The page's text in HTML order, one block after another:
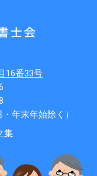
16番33号
年末年始除く）
集